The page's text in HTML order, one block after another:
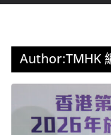
Author:TMHK